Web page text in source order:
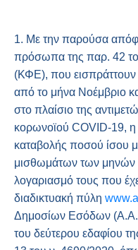
1. Με την παρούσα
πρόσωπα της παρ. 42
(ΚΦΕ), που
από το μήνα Νοέμβριο
στο πλαίσιο της
κορωνοϊού COVID-19, η
καταβολής ποσού ίσου
μισθωμάτων των μηνών
λογαριασμό τους που
διαδικτυακή πύλη
Δημοσίων Εσόδων
του δεύτερου εδαφίου